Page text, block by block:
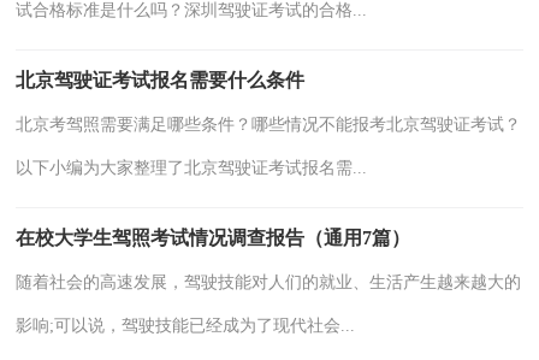
试合格标准是什么吗？深圳驾驶证考试的合格...
北京驾驶证考试报名需要什么条件
北京考驾照需要满足哪些条件？哪些情况不能报考北京驾驶证考试？
以下小编为大家整理了北京驾驶证考试报名需...
在校大学生驾照考试情况调查报告（通用7篇）
随着社会的高速发展，驾驶技能对人们的就业、生活产生越来越大的
影响;可以说，驾驶技能已经成为了现代社会...